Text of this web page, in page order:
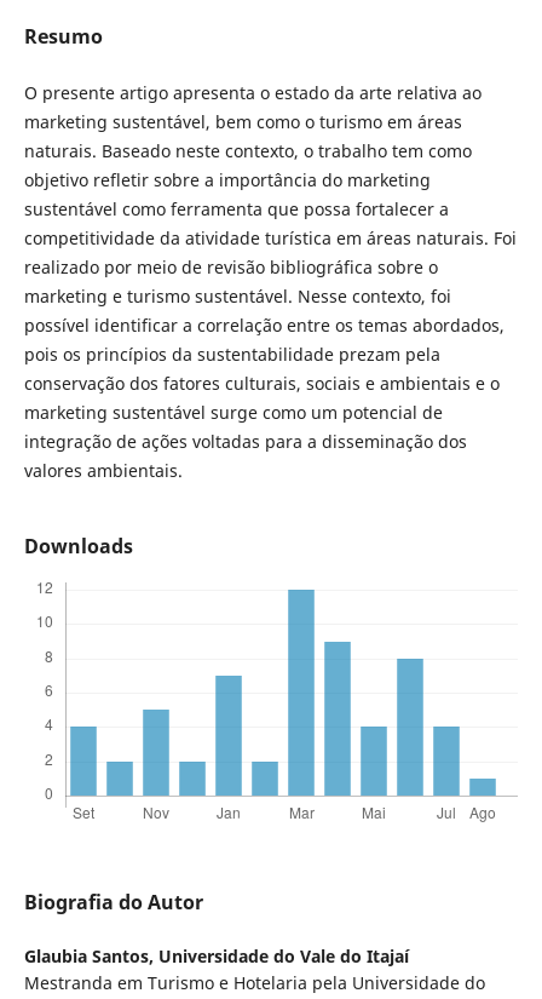
Resumo
O presente artigo apresenta o estado da arte relativa ao
marketing sustentável, bem como o turismo em áreas
naturais. Baseado neste contexto, o trabalho tem como
objetivo refletir sobre a importância do marketing
sustentável como ferramenta que possa fortalecer a
competitividade da atividade turística em áreas naturais. Foi
realizado por meio de revisão bibliográfica sobre o
marketing e turismo sustentável. Nesse contexto, foi
possível identificar a correlação entre os temas abordados,
pois os princípios da sustentabilidade prezam pela
conservação dos fatores culturais, sociais e ambientais e o
marketing sustentável surge como um potencial de
integração de ações voltadas para a disseminação dos
valores ambientais.
Downloads
Biografia do Autor
Glaubia Santos, Universidade do Vale do Itajaí
Mestranda em Turismo e Hotelaria pela Universidade do